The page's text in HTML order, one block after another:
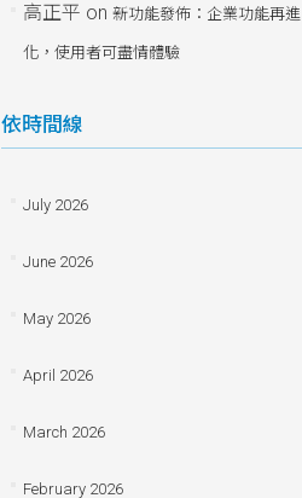
高正平 on 新功能發佈：企業功能再進
化，使用者可盡情體驗
依時間線
July 2026
June 2026
May 2026
April 2026
March 2026
February 2026